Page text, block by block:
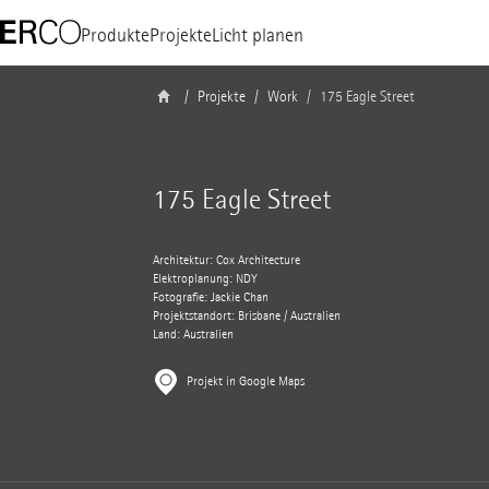
ProdukteProjekteLicht planen
Projekte Work 175 Eagle Street
175 Eagle Street
Architektur: Cox Architecture
Elektroplanung: NDY
Fotografie: Jackie Chan
Projektstandort: Brisbane / Australien
Land: Australien
Projekt in Google Maps